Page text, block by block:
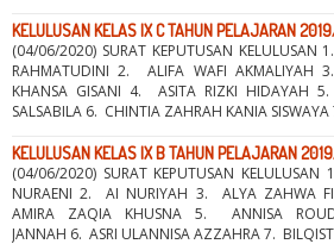
KELULUSAN KELAS IX C TAHUN PELAJARAN
(04/06/2020) SURAT KEPUTUSAN KELULUSAN
RAHMATUDINI 2. ALIFA WAFI AKMALIYAH
KHANSA GISANI 4. ASITA RIZKI HIDAYAH
SALSABILA 6. CHINTIA ZAHRAH KANIA
KELULUSAN KELAS IX B TAHUN PELAJARAN
(04/06/2020) SURAT KEPUTUSAN KELULUSAN
NURAENI 2. AI NURIYAH 3. ALYA ZAHWA
AMIRA ZAQIA KHUSNA 5. ANNISA
JANNAH 6. ASRI ULANNISA AZZAHRA 7.